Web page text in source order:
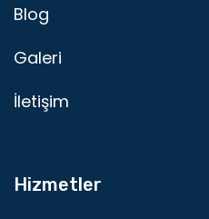
Blog
Galeri
İletişim
Hizmetler